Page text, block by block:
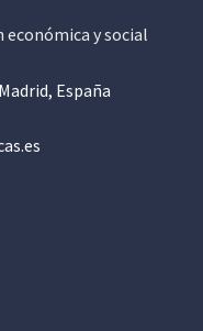
y social
España